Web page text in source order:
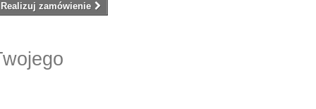
Realizuj zamówienie